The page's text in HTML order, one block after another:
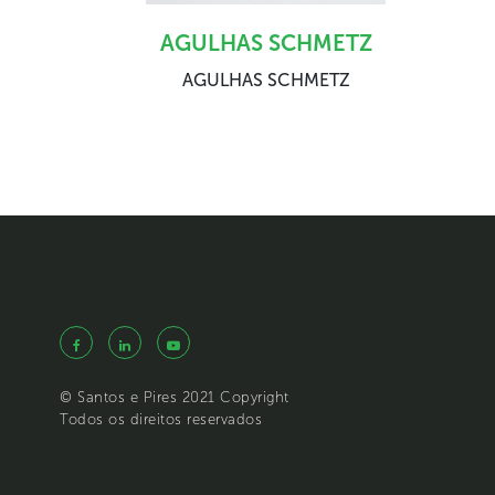
AGULHAS SCHMETZ
AGULHAS SCHMETZ
© Santos e Pires 2021 Copyright
Todos os direitos reservados